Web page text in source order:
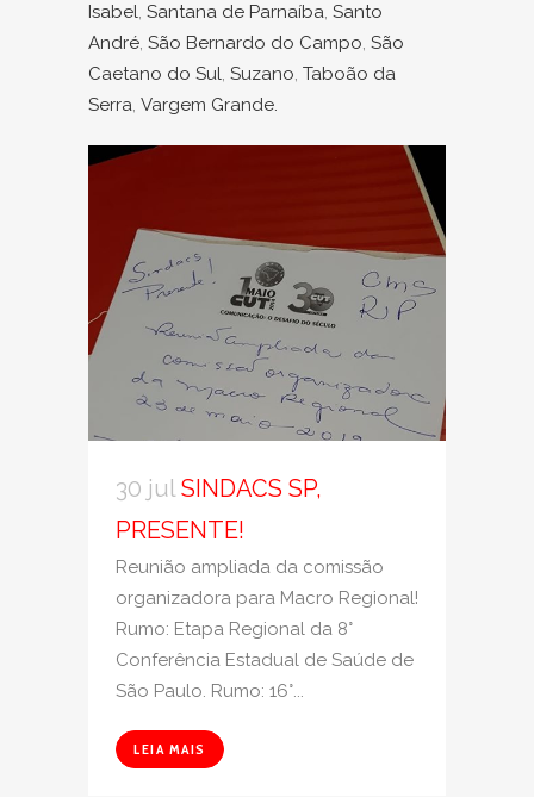
Isabel, Santana de Parnaíba, Santo
André, São Bernardo do Campo, São
Caetano do Sul, Suzano, Taboão da
Serra, Vargem Grande.
30 jul SINDACS SP,
PRESENTE!
Reunião ampliada da comissão
organizadora para Macro Regional!
Rumo: Etapa Regional da 8°
Conferência Estadual de Saúde de
São Paulo. Rumo: 16°...
LEIA MAIS